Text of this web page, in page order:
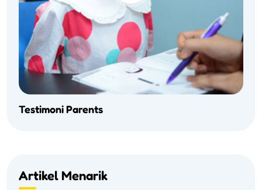
Testimoni Parents
Artikel Menarik